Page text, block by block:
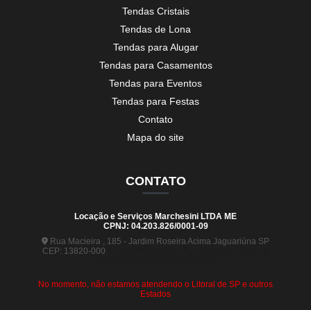
Tendas Cristais
Tendas de Lona
Tendas para Alugar
Tendas para Casamentos
Tendas para Eventos
Tendas para Festas
Contato
Mapa do site
CONTATO
Locação e Serviços Marchesini LTDA ME
CPNJ: 04.203.826/0001-09
Rua Macieira , 185 - Jardim Roseira Acima Jaguariúna SP
CEP: 13820-000
No momento, não estamos atendendo o Litoral de SP e outros
Estados